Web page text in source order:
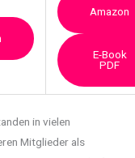
Amazon
E-Book
PDF
in vielen
Mitglieder als